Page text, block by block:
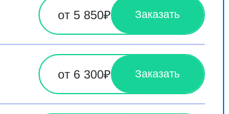
от 5 850₽ Заказать
от 6 300₽ Заказать